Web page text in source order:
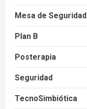
Mesa de Seguridad
Plan B
Posterapia
Seguridad
TecnoSimbiótica